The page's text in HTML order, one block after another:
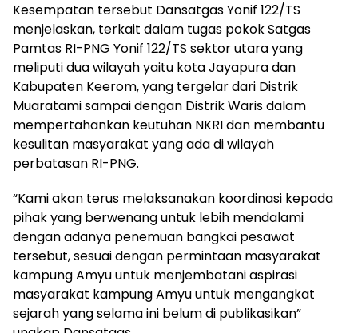
Kesempatan tersebut Dansatgas Yonif 122/TS
menjelaskan, terkait dalam tugas pokok Satgas
Pamtas RI-PNG Yonif 122/TS sektor utara yang
meliputi dua wilayah yaitu kota Jayapura dan
Kabupaten Keerom, yang tergelar dari Distrik
Muaratami sampai dengan Distrik Waris dalam
mempertahankan keutuhan NKRI dan membantu
kesulitan masyarakat yang ada di wilayah
perbatasan RI-PNG.
“Kami akan terus melaksanakan koordinasi kepada
pihak yang berwenang untuk lebih mendalami
dengan adanya penemuan bangkai pesawat
tersebut, sesuai dengan permintaan masyarakat
kampung Amyu untuk menjembatani aspirasi
masyarakat kampung Amyu untuk mengangkat
sejarah yang selama ini belum di publikasikan”